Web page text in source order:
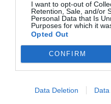
I want to opt-out of
Retention, Sale, and/or
Personal Data that Is
Purposes for which it
Opted Out
CONFIRM
Data Deletion Data